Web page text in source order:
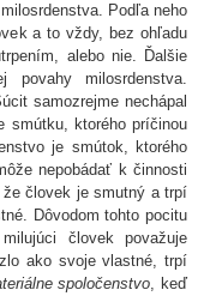
Podľa neho
a to vždy, bez ohľadu
alebo nie. Ďalšie
milosrdenstva.
samozrejme nechápal
smútku, ktorého príčinou
je smútok, ktorého
nepobádať k činnosti
človek je smutný a trpí
Dôvodom tohto pocitu
človek považuje
ako svoje vlastné, trpí
spoločenstvo, keď